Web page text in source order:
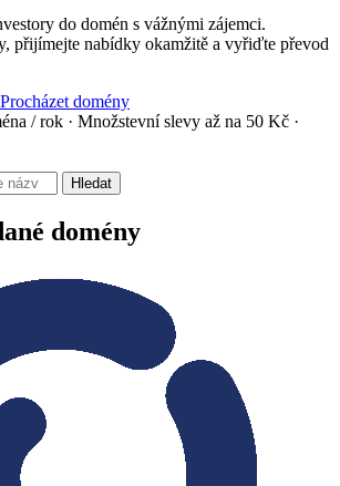
do domén s vážnými zájemci.
přijímejte nabídky okamžitě a vyřiďte převod
Procházet domény
/ rok · Množstevní slevy až na 50 Kč ·
Hledat
domény